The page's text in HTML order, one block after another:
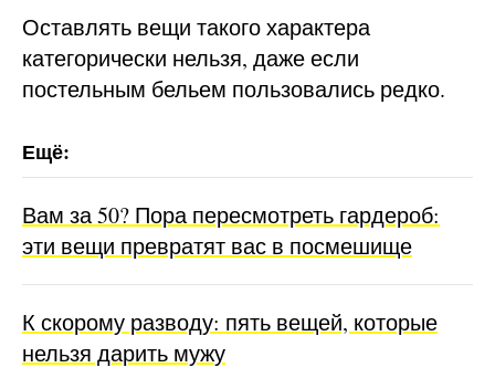
Оставлять вещи такого характера
категорически нельзя, даже если
постельным бельем пользовались редко.
Вам за 50? Пора пересмотреть гардероб:
эти вещи превратят вас в посмешище
К скорому разводу: пять вещей, которые
нельзя дарить мужу